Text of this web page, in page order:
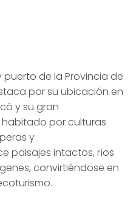
puerto de la Provincia de
por su ubicación en
y su gran
habitado por culturas
y
paisajes intactos, ríos
convirtiéndose en